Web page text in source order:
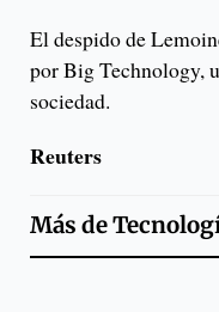
El despido de
por Big Technology,
sociedad.
Reuters
Más de